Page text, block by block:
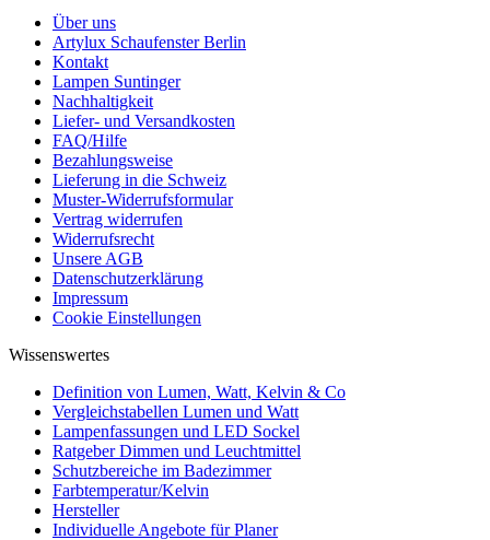
Über uns
Artylux Schaufenster Berlin
Kontakt
Lampen Suntinger
Nachhaltigkeit
Liefer- und Versandkosten
FAQ/Hilfe
Bezahlungsweise
Lieferung in die Schweiz
Muster-Widerrufsformular
Vertrag widerrufen
Widerrufsrecht
Unsere AGB
Datenschutzerklärung
Impressum
Cookie Einstellungen
Wissenswertes
Definition von Lumen, Watt, Kelvin & Co
Vergleichstabellen Lumen und Watt
Lampenfassungen und LED Sockel
Ratgeber Dimmen und Leuchtmittel
Schutzbereiche im Badezimmer
Farbtemperatur/Kelvin
Hersteller
Individuelle Angebote für Planer